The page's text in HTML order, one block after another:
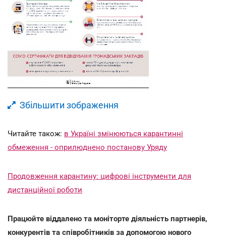
Збільшити зображення
Читайте також: в Україні змінюються карантинні
обмеження - оприлюднено постанову Уряду
Продовження карантину: цифрові інструменти для
дистанційної роботи
Працюйте віддалено та моніторте діяльність партнерів,
конкурентів та співробітників за допомогою нового